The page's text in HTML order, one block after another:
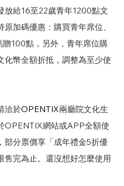
放給16至22歲青年1200點文
加碼優惠：購買青年席位、
100點，另外，青年席位購
化幣全額折抵，調整為至少使
洽於OPENTIX兩廳院文化生
OPENTIX網站或APP全額使
部分票價享「成年禮金5折優
售完為止。還沒想好怎麼使用